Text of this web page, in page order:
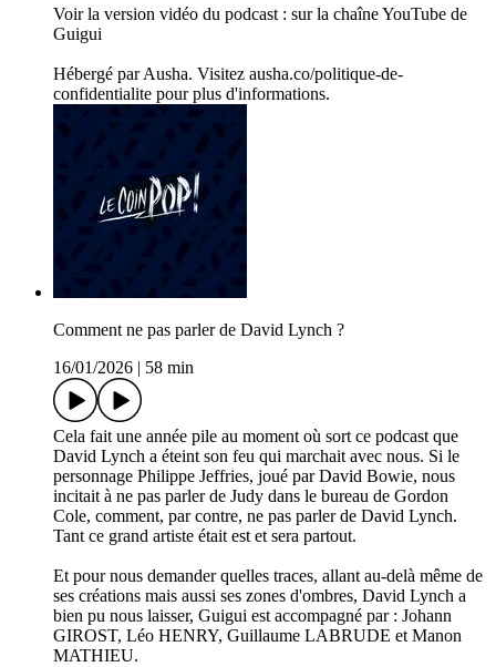
Voir la version vidéo du podcast : sur la chaîne YouTube de
Guigui
Hébergé par Ausha. Visitez ausha.co/politique-de-
confidentialite pour plus d'informations.
Comment ne pas parler de David Lynch ?
16/01/2026
58 min
Cela fait une année pile au moment où sort ce podcast que
David Lynch a éteint son feu qui marchait avec nous. Si le
personnage Philippe Jeffries, joué par David Bowie, nous
incitait à ne pas parler de Judy dans le bureau de Gordon
Cole, comment, par contre, ne pas parler de David Lynch.
Tant ce grand artiste était est et sera partout.
Et pour nous demander quelles traces, allant au-delà même de
ses créations mais aussi ses zones d'ombres, David Lynch a
bien pu nous laisser, Guigui est accompagné par : Johann
GIROST, Léo HENRY, Guillaume LABRUDE et Manon
MATHIEU.